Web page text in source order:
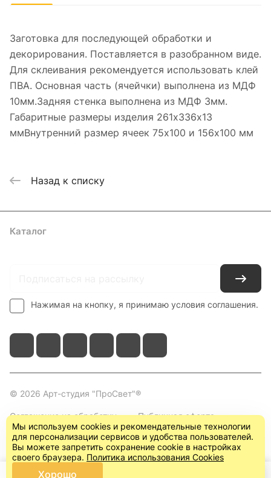
Заготовка для последующей обработки и
декорирования. Поставляется в разобранном виде.
Для склеивания рекомендуется использовать клей
ПВА. Основная часть (ячейчки) выполнена из МДФ
10мм.Задняя стенка выполнена из МДФ 3мм.
Габаритные размеры изделия 261x336х13
ммВнутренний размер ячеек 75х100 и 156х100 мм
Назад к списку
Каталог
Нажимая на кнопку, я принимаю условия соглашения.
© 2026 Арт-студия "ПроСвет"®
Соглашение на обработку
персональных данных
Публичная оферта
(пользовательское
соглашение)
Мы используем cookies и рекомендательные технологии
для персонализации сервисов и удобства пользователей.
Вы можете запретить сохранение cookie в настройках
своего браузера. Политика использования Cookies
Хорошо